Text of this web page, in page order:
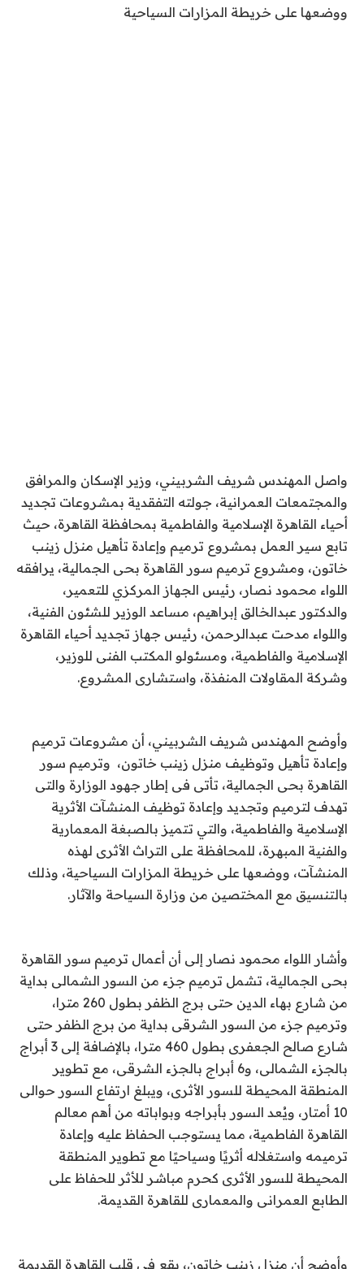
ووضعها على خريطة المزارات السياحية
واصل المهندس شريف الشربيني، وزير الإسكان والمرافق
والمجتمعات العمرانية، جولته التفقدية بمشروعات تجديد
أحياء القاهرة الإسلامية والفاطمية بمحافظة القاهرة، حيث
تابع سير العمل بمشروع ترميم وإعادة تأهيل منزل زينب
خاتون، ومشروع ترميم سور القاهرة بحى الجمالية، يرافقه
اللواء محمود نصار، رئيس الجهاز المركزي للتعمير،
والدكتور عبدالخالق إبراهيم، مساعد الوزير للشئون الفنية،
واللواء مدحت عبدالرحمن، رئيس جهاز تجديد أحياء القاهرة
الإسلامية والفاطمية، ومسئولو المكتب الفنى للوزير،
وشركة المقاولات المنفذة، واستشارى المشروع.
وأوضح المهندس شريف الشربيني، أن مشروعات ترميم
وإعادة تأهيل وتوظيف منزل زينب خاتون، وترميم سور
القاهرة بحى الجمالية، تأتى فى إطار جهود الوزارة والتى
تهدف لترميم وتجديد وإعادة توظيف المنشآت الأثرية
الإسلامية والفاطمية، والتي تتميز بالصبغة المعمارية
والفنية المبهرة، للمحافظة على التراث الأثرى لهذه
المنشآت، ووضعها على خريطة المزارات السياحية، وذلك
بالتنسيق مع المختصين من وزارة السياحة والآثار.
وأشار اللواء محمود نصار إلى أن أعمال ترميم سور القاهرة
بحى الجمالية، تشمل ترميم جزء من السور الشمالى بداية
من شارع بهاء الدين حتى برج الظفر بطول 260 مترا،
وترميم جزء من السور الشرقى بداية من برج الظفر حتى
شارع صالح الجعفرى بطول 460 مترا، بالإضافة إلى 3 أبراج
بالجزء الشمالى، و6 أبراج بالجزء الشرقى، مع تطوير
المنطقة المحيطة للسور الأثرى، ويبلغ ارتفاع السور حوالى
10 أمتار، ويُعد السور بأبراجه وبواباته من أهم معالم
القاهرة الفاطمية، مما يستوجب الحفاظ عليه وإعادة
ترميمه واستغلاله أثريًا وسياحيًا مع تطوير المنطقة
المحيطة للسور الأثرى كحرم مباشر للأثر للحفاظ على
الطابع العمرانى والمعمارى للقاهرة القديمة.
وأوضح أن منزل زينب خاتون، يقع في قلب القاهرة القديمة